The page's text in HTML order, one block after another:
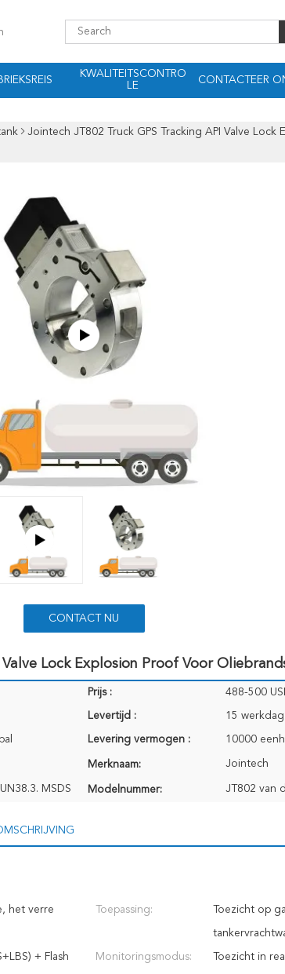
KWALITEITSCONTRO
LE
CONTACTEER
Jointech JT802 Truck GPS Tracking API Valve Lock
CONTACT NU
Lock Explosion Proof Voor
Prijs : 488-500
Levertijd : 15
Levering vermogen : 10000
Merknaam: Jointech
MSDS Modelnummer:
het verre Toepassing: Toezicht op
+ Flash Monitoringsmodus: Toezicht in